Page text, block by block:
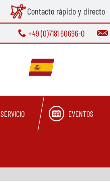
Contacto rápido y directo
+49 (0)7181 60696-0
SERVICIO EVENTOS